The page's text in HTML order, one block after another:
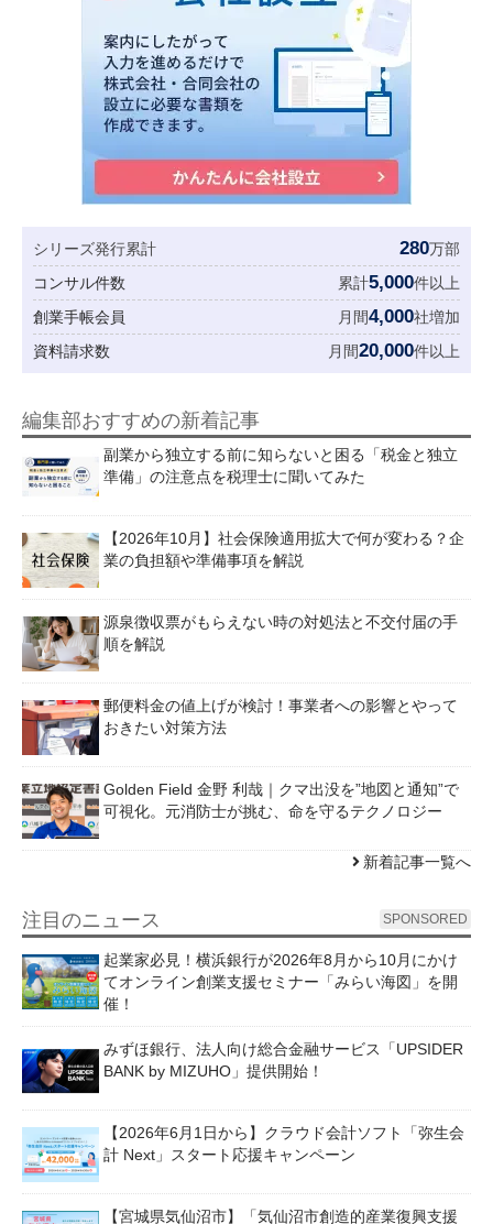
シリーズ発行累計 280万部
コンサル件数
累計5,000件以上
創業手帳会員
月間4,000社増加
資料請求数
月間20,000件以上
編集部おすすめの新着記事
副業から独立する前に知らないと困る「税金と独立
準備」の注意点を税理士に聞いてみた
【2026年10月】社会保険適用拡大で何が変わる？企
業の負担額や準備事項を解説
源泉徴収票がもらえない時の対処法と不交付届の手
順を解説
郵便料金の値上げが検討！事業者への影響とやって
おきたい対策方法
Golden Field 金野 利哉｜クマ出没を”地図と通知”で
可視化。元消防士が挑む、命を守るテクノロジー
新着記事一覧へ
注目のニュース SPONSORED
起業家必見！横浜銀行が2026年8月から10月にかけ
てオンライン創業支援セミナー「みらい海図」を開
催！
みずほ銀行、法人向け総合金融サービス「UPSIDER
BANK by MIZUHO」提供開始！
【2026年6月1日から】クラウド会計ソフト「弥生会
計 Next」スタート応援キャンペーン
【宮城県気仙沼市】「気仙沼市創造的産業復興支援